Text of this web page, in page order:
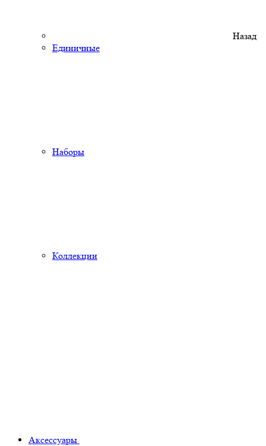
Назад
Единичные
Наборы
Коллекции
Аксессуары